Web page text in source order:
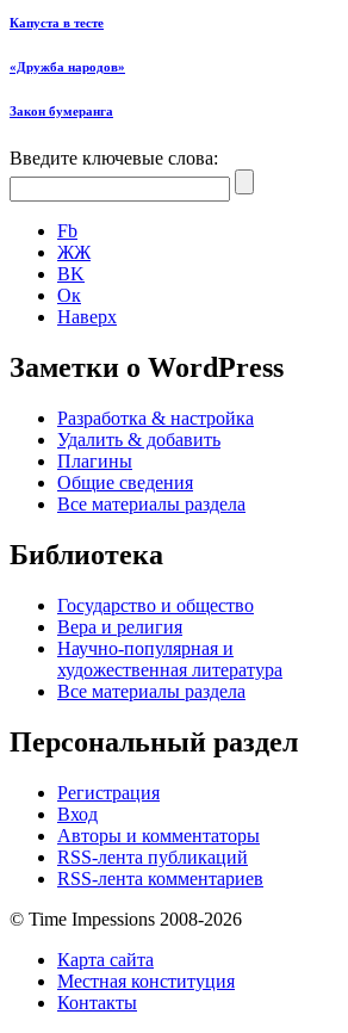
Капуста в тесте
«Дружба народов»
Закон бумеранга
Введите ключевые слова:
Fb
ЖЖ
ВK
Ок
Наверх
Заметки о WordPress
Разработка & настройка
Удалить & добавить
Плагины
Общие сведения
Все материалы раздела
Библиотека
Государство и общество
Вера и религия
Научно-популярная и
художественная литература
Все материалы раздела
Персональный раздел
Регистрация
Вход
Авторы и комментаторы
RSS-лента публикаций
RSS-лента комментариев
© Time Impessions 2008-2026
Карта сайта
Местная конституция
Контакты